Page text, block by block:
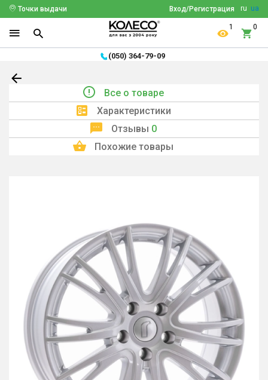
ru ua
Вход/Регистрация
Точки выдачи
1 0
(050) 364-79-09
Все о товаре
Характеристики
Отзывы 0
Похожие товары